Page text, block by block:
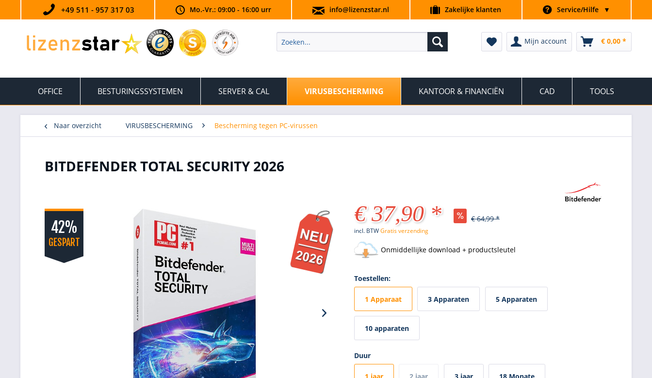
+49 511 - 957 317 03 Mo.-Vr.: 09:00 - 16:00 urr info@lizenzstar.nl Zakelijke klanten Service/Hilfe ▼
Mijn account € 0,00 *
OFFICE BESTURINGSSYSTEMEN SERVER & CAL VIRUSBESCHERMING KANTOOR & FINANCIËN CAD TOOLS
Naar overzicht VIRUSBESCHERMING Bescherming tegen PC-virussen
BITDEFENDER TOTAL SECURITY 2026
42%
GESPART
€ 37,90 * € 64,99 *
incl. BTWGratis verzending
Onmiddellijke download + productsleutel
Toestellen:
1 Apparaat 3 Apparaten 5 Apparaten
10 apparaten
Duur